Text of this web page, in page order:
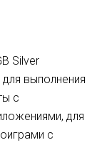
Silver
выполнения
с
для
с